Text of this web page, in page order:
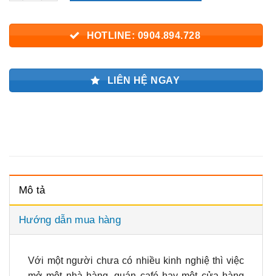
HOTLINE: 0904.894.728
LIÊN HỆ NGAY
Mô tả
Hướng dẫn mua hàng
Với một người chưa có nhiều kinh nghiệ thì việc